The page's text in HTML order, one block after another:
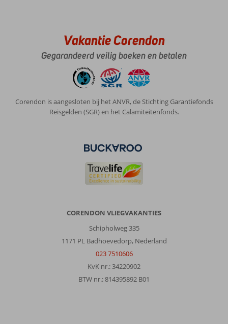
Vakantie Corendon
Gegarandeerd veilig boeken en betalen
Corendon is aangesloten bij het ANVR, de Stichting Garantiefonds
Reisgelden (SGR) en het Calamiteitenfonds.
CORENDON VLIEGVAKANTIES
Schipholweg 335
1171 PL Badhoevedorp, Nederland
023 7510606
KvK nr.: 34220902
BTW nr.: 814395892 B01